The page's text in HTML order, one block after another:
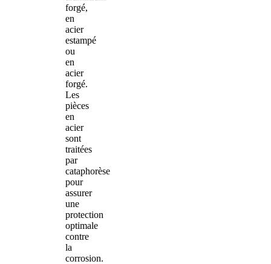
forgé,
en
acier
estampé
ou
en
acier
forgé.
Les
pièces
en
acier
sont
traitées
par
cataphorèse
pour
assurer
une
protection
optimale
contre
la
corrosion.